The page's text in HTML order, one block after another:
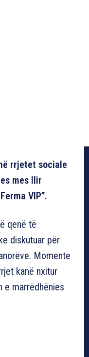
rrjetet sociale
mes Ilir
VIP”.
qenë të
diskutuar për
Momente
kanë nxitur
e marrëdhënies